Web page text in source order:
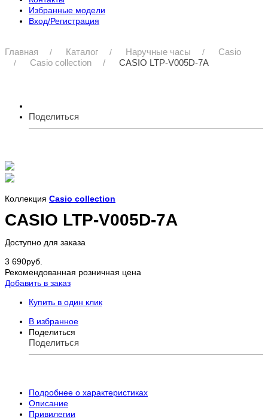
Избранные модели
Вход/Регистрация
Главная Каталог Наручные часы
Casio
Casio collection
CASIO LTP-V005D-7A
Поделиться
Коллекция Casio collection
CASIO LTP-V005D-7A
Доступно для заказа
3 690руб.
Рекомендованная розничная цена
Добавить в заказ
Купить в один клик
В избранное
Поделиться
Поделиться
Подробнее о характеристиках
Описание
Привилегии